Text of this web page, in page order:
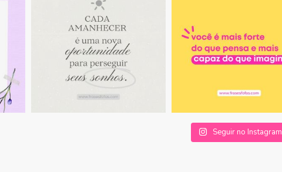
Seguir no Instagram